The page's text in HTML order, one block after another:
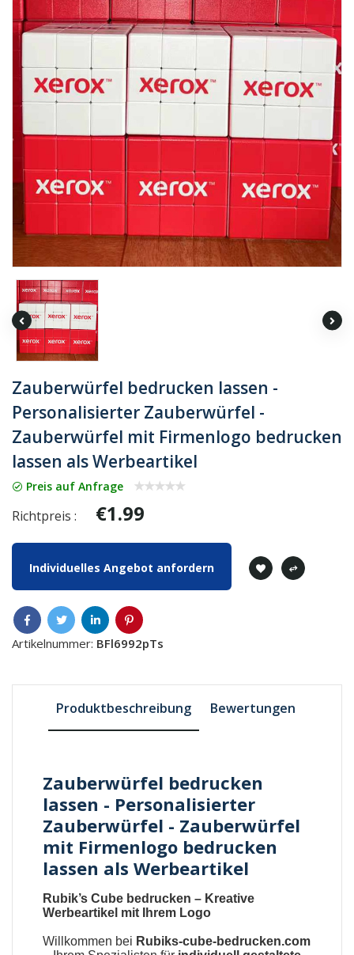
Zauberwürfel bedrucken lassen -
Personalisierter Zauberwürfel -
Zauberwürfel mit Firmenlogo bedrucken
lassen als Werbeartikel
Preis auf Anfrage
Richtpreis : €1.99
Individuelles Angebot anfordern
Artikelnummer: BFl6992pTs
Produktbeschreibung Bewertungen
Zauberwürfel bedrucken
lassen - Personalisierter
Zauberwürfel - Zauberwürfel
mit Firmenlogo bedrucken
lassen als Werbeartikel
Rubik’s Cube bedrucken – Kreative
Werbeartikel mit Ihrem Logo
Willkommen bei Rubiks-cube-bedrucken.com